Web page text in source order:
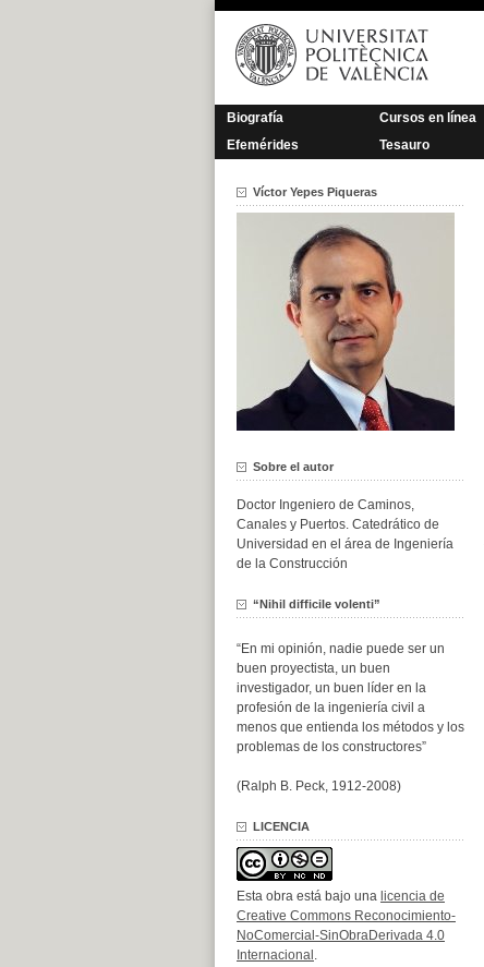
Saltar
contenido
Biografía Cursos en línea
Efemérides
Tesauro
Víctor Yepes Piqueras
Sobre el autor
Doctor Ingeniero de Caminos,
Canales y Puertos. Catedrático de
Universidad en el área de Ingeniería
de la Construcción
“Nihil difficile volenti”
“En mi opinión, nadie puede ser un
buen proyectista, un buen
investigador, un buen líder en la
profesión de la ingeniería civil a
menos que entienda los métodos y los
problemas de los constructores”
(Ralph B. Peck, 1912-2008)
LICENCIA
Esta obra está bajo una licencia de
Creative Commons Reconocimiento-
NoComercial-SinObraDerivada 4.0
Internacional .